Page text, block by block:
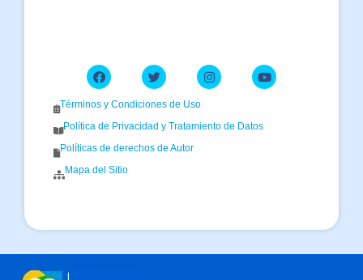
Términos y Condiciones de Uso
Política de Privacidad y Tratamiento de Datos
Políticas de derechos de Autor
Mapa del Sitio